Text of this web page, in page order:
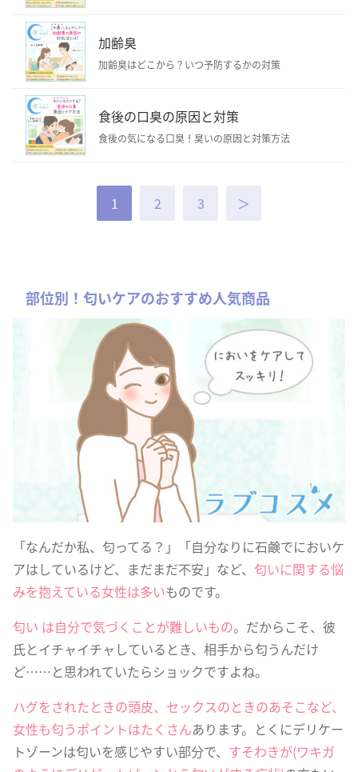
加齢臭
加齢臭はどこから？いつ予防するかの対策
食後の口臭の原因と対策
食後の気になる口臭！臭いの原因と対策方法
1 2 3 ＞
部位別！匂いケアのおすすめ人気商品
「なんだか私、匂ってる？」「自分なりに石鹸でにおいケ
アはしているけど、まだまだ不安」など、 匂いに関する悩
みを抱えている女性は多いものです。
匂い は自分で気づくことが難しいもの。だからこそ、彼
氏とイチャイチャしているとき、相手から匂うんだけ
ど……と思われていたらショックですよね。
ハグをされたときの頭皮、セックスのときのあそこなど、
女性も匂うポイントはたくさんあります。とくにデリケー
トゾーンは匂いを感じやすい部分で、 すそわきが(ワキガ